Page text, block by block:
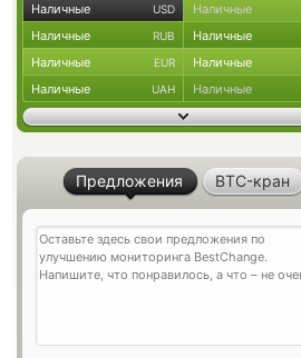
Наличные USD Наличные
Наличные RUB Наличные
Наличные EUR Наличные
Наличные UAH Наличные
Предложения BTC-кран